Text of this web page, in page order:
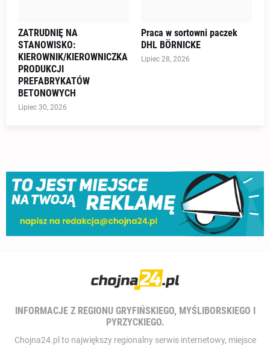
ZATRUDNIĘ NA
STANOWISKO:
KIEROWNIK/KIEROWNICZKA
PRODUKCJI
PREFABRYKATÓW
BETONOWYCH
Lipiec 30, 2026
Praca w sortowni paczek
DHL BÖRNICKE
Lipiec 28, 2026
INFORMACJE Z REGIONU GRYFIŃSKIEGO, MYŚLIBORSKIEGO I
PYRZYCKIEGO.
Chojna24.pl to największy regionalny serwis internetowy, miejsce